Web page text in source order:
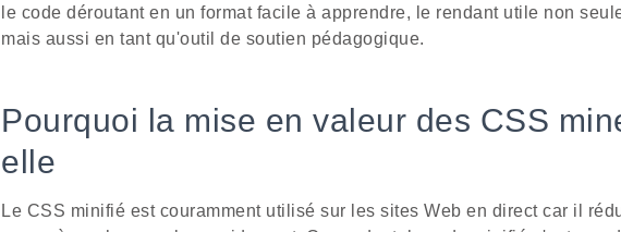
le code déroutant en un format facile à apprendre, le rendant utile non
mais aussi en tant qu'outil de soutien pédagogique.
Pourquoi la mise en valeur des CSS
elle
Le CSS minifié est couramment utilisé sur les sites Web en direct car il